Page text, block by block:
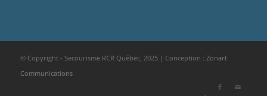
© Copyright - Secourisme RCR Québec, 2025 | Conception : Zonart
Communications